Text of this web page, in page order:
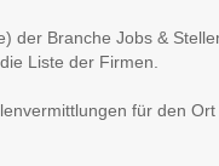
der Branche Jobs &
Liste der Firmen.
für den